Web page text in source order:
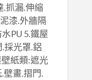
.抓漏.伸縮
漆.外牆隔
PU 5.鐵屋
採光罩.鋁
紙類:遮光
壁畫.摺門.